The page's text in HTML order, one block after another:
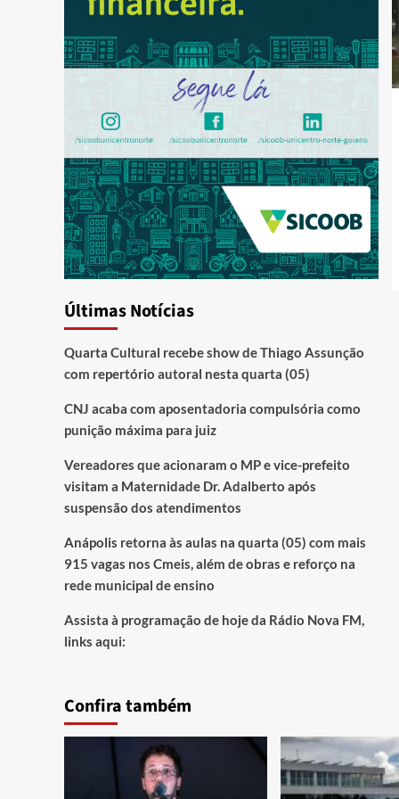
Últimas Notícias
Quarta Cultural recebe show de Thiago Assunção
com repertório autoral nesta quarta (05)
CNJ acaba com aposentadoria compulsória como
punição máxima para juiz
Vereadores que acionaram o MP e vice-prefeito
visitam a Maternidade Dr. Adalberto após
suspensão dos atendimentos
Anápolis retorna às aulas na quarta (05) com mais
915 vagas nos Cmeis, além de obras e reforço na
rede municipal de ensino
Assista à programação de hoje da Rádio Nova FM,
links aqui:
Confira também